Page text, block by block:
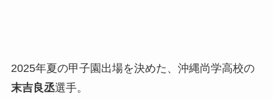
2025年夏の甲子園出場を決めた、沖縄尚学高校の
末吉良丞選手。